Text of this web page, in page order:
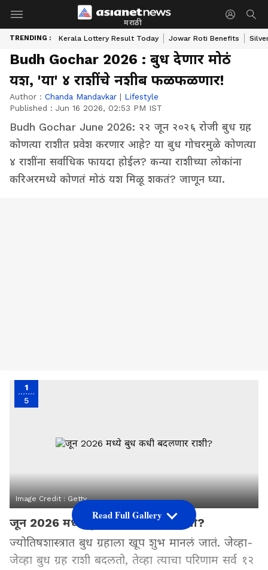
मराठी
TRENDING : Kerala Lottery Result Today Jowar Roti Benefits
Budh Gochar 2026 : बुध देणार मोठं
यश, 'या' ४ राशींचे नशीब फळफळणार!
Author : Chanda Mandavkar | Lifestyle
Published : Jun 16 2026, 02:53 PM IST
Budh Gochar June 2026: २२ जून २०२६ रोजी बुध ग्रह
कोणत्या राशीत प्रवेश करणार आहे? या बुध गोचरमुळे कोणत्या
४ राशींना सर्वाधिक फायदा होईल? कन्या राशीच्या लोकांना
करिअरमध्ये कोणतं मोठं यश मिळू शकतं? जाणून घ्या.
1
5
Image Credit :Getty
जून 2026 मध्ये बुध कधी बदलणार राशी?
ज्योतिषशास्त्रात बुध ग्रहाला खूप शुभ मानलं जातं. जेव्हा-
जेव्हा बुध ग्रह राशी बदलतो, तेव्हा त्याचा परिणाम सर्व १२
Read Full Gallery